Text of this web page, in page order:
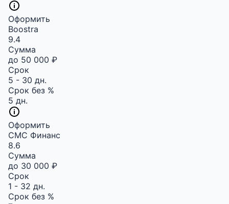
Оформить
Boostra
9.4
Сумма
до 50 000 ₽
Срок
5 - 30 дн.
Срок без %
5 дн.
Оформить
СМС Финанс
8.6
Сумма
до 30 000 ₽
Срок
1 - 32 дн.
Срок без %